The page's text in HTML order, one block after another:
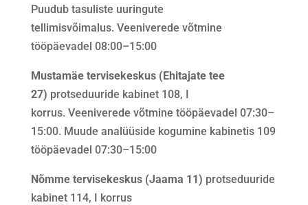
Puudub tasuliste uuringute
tellimisvõimalus. Veeniverede võtmine
tööpäevadel 08:00–15:00
Mustamäe tervisekeskus (Ehitajate tee
27) protseduuride kabinet 108, I
korrus. Veeniverede võtmine tööpäevadel 07:30–
15:00. Muude analüüside kogumine kabinetis 109
tööpäevadel 07:30–15:00
Nõmme tervisekeskus (Jaama 11) protseduuride
kabinet 114, I korrus